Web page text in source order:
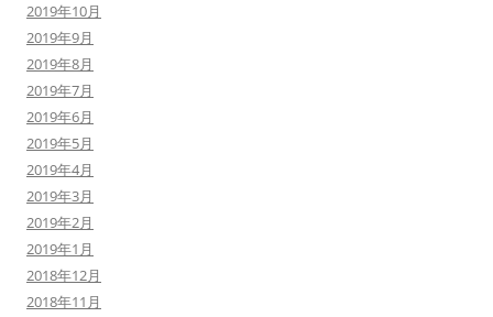
2019年10月
2019年9月
2019年8月
2019年7月
2019年6月
2019年5月
2019年4月
2019年3月
2019年2月
2019年1月
2018年12月
2018年11月